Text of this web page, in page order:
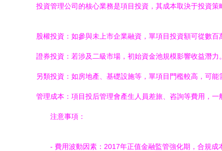
投資管理公司的核心業務是項目投資，其成本取決于投資策
股權投資：如參與未上市企業融資，單項目投資額可從數
證券投資：若涉及二級市場，初始資金池規模影響收益潛
另類投資：如房地產、基礎設施等，單項目門檻較高，可
管理成本：項目投后管理會產生人員差旅、咨詢等費用，一
注意事項：
- 費用波動因素：2017年正值金融監管強化期，合規成